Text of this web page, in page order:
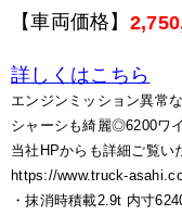
【車両価格】
詳しくはこちら
エンジンミッション異常
シャーシも綺麗◎6200ワ
当社HPからも詳細ご覧い
https://www.truck-
・抹消時積載2.9t 内寸